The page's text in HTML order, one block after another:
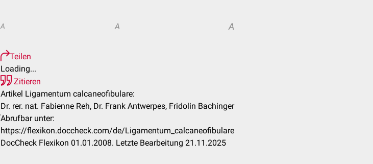
A A A
Teilen
Loading...
Zitieren
Artikel Ligamentum calcaneofibulare:
Dr. rer. nat. Fabienne Reh, Dr. Frank Antwerpes, Fridolin Bachinger
Abrufbar unter:
https://flexikon.doccheck.com/de/Ligamentum_calcaneofibulare
DocCheck Flexikon 01.01.2008. Letzte Bearbeitung 21.11.2025